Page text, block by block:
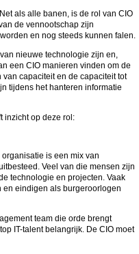
als alle banen, is de rol van CIO
de vennootschap zijn
en nog steeds kunnen falen.
nieuwe technologie zijn en,
een CIO manieren vinden om de
capaciteit en de capaciteit tot
tijdens het hanteren informatie
inzicht op deze rol:
is een mix van
Veel van die mensen zijn
technologie en projecten. Vaak
eindigen als burgeroorlogen
team die orde brengt
IT-talent belangrijk. De CIO moet